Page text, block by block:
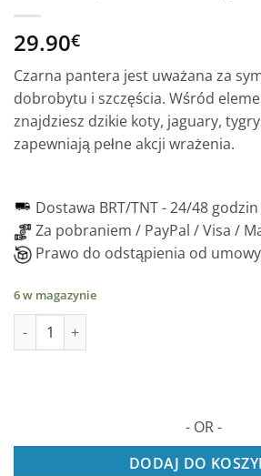
29.90€
Czarna pantera jest uważana za
dobrobytu i szczęścia. Wśród
znajdziesz dzikie koty, jaguary,
zapewniają pełne akcji wrażenia.
Dostawa BRT/TNT -24/48 godzin
Za pobraniem / PayPal / Visa /
Prawo do odstąpienia od
6 w magazynie
ilość PANTERA Nera Puzzle 2D Jigsaw
- OR -
DODAJ DO